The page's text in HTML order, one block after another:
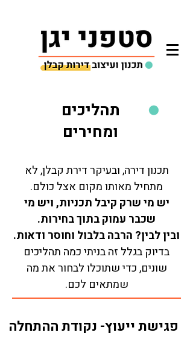
תהליכים
ומחירים
תכנון דירה, ובעיקר דירת קבלן, לא
מתחיל מאותו מקום אצל כולם.
יש מי שרק קיבל תכניות, ויש מי
שכבר עמוק בתוך בחירות.
ובין לבין? הרבה בלבול וחוסר ודאות.
בדיוק בגלל זה בניתי כמה תהליכים
שונים, כדי שתוכלו לבחור את מה
שמתאים לכם.
פגישת ייעוץ- נקודת ההתחלה